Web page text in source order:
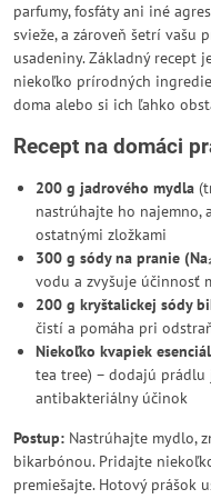
parfumy, fosfáty ani iné
svieže, a zároveň šetrí vašu
usadeniny. Základný recept
niekoľko prírodných
doma alebo si ich ľahko
Recept na domáci
200 g jadrového mydla
nastrúhajte ho najemno,
ostatnými zložkami
300 g sódy na pranie
vodu a zvyšuje účinnosť
200 g kryštalickej sódy
čistí a pomáha pri
Niekoľko kvapiek
tea tree) – dodajú
antibakteriálny účinok
Postup: Nastrúhajte mydlo,
bikarbónou. Pridajte
premiešajte. Hotový prášok